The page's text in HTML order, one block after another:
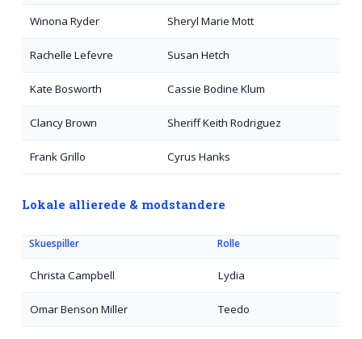
Winona Ryder Sheryl Marie Mott
Rachelle Lefevre Susan Hetch
Kate Bosworth Cassie Bodine Klum
Clancy Brown Sheriff Keith Rodriguez
Frank Grillo Cyrus Hanks
Lokale allierede & modstandere
Skuespiller Rolle
Christa Campbell Lydia
Omar Benson Miller Teedo